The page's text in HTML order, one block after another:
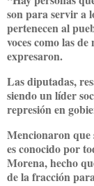
son para servir a
pertenecen al
voces como las
expresaron.
Las diputadas,
siendo un líder
represión en
Mencionaron que
es conocido por
Morena, hecho
de la fracción